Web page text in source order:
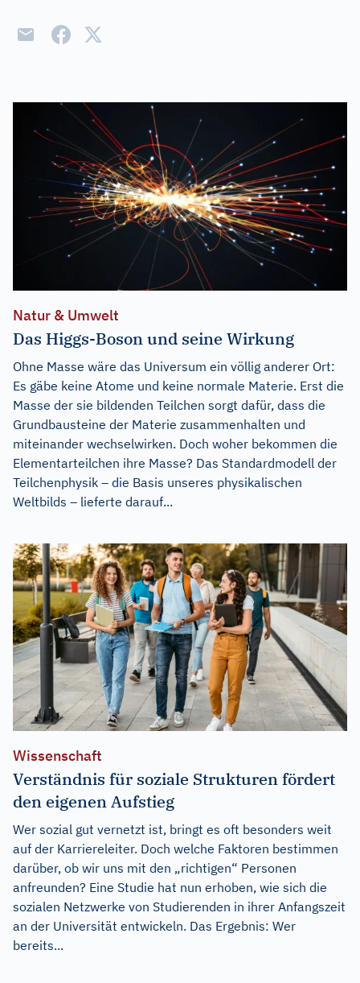
Natur & Umwelt
Das Higgs-Boson und seine Wirkung
Ohne Masse wäre das Universum ein völlig anderer Ort:
Es gäbe keine Atome und keine normale Materie. Erst die
Masse der sie bildenden Teilchen sorgt dafür, dass die
Grundbausteine der Materie zusammenhalten und
miteinander wechselwirken. Doch woher bekommen die
Elementarteilchen ihre Masse? Das Standardmodell der
Teilchenphysik – die Basis unseres physikalischen
Weltbilds – lieferte darauf...
Wissenschaft
Verständnis für soziale Strukturen fördert
den eigenen Aufstieg
Wer sozial gut vernetzt ist, bringt es oft besonders weit
auf der Karriereleiter. Doch welche Faktoren bestimmen
darüber, ob wir uns mit den „richtigen“ Personen
anfreunden? Eine Studie hat nun erhoben, wie sich die
sozialen Netzwerke von Studierenden in ihrer Anfangszeit
an der Universität entwickeln. Das Ergebnis: Wer
bereits...